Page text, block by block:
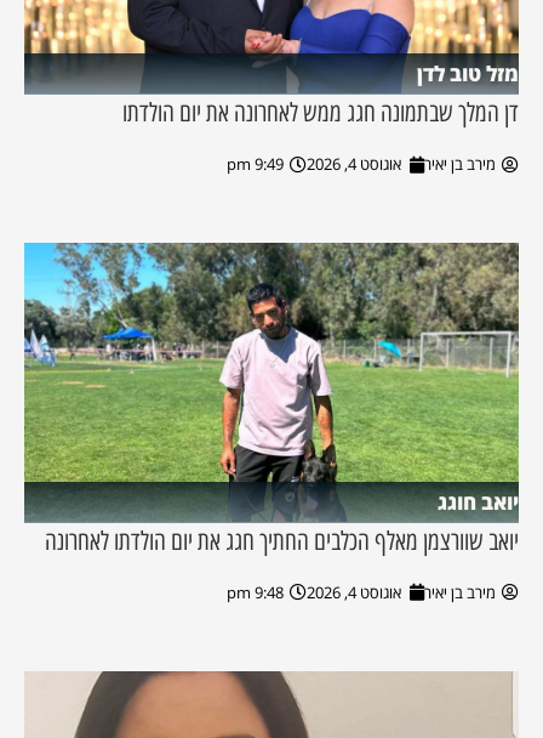
מזל טוב לדן
דן המלך שבתמונה חגג ממש לאחרונה את יום הולדתו
מירב בן יאיר אוגוסט 4, 2026 9:49 pm
יואב חוגג
יואב שוורצמן מאלף הכלבים החתיך חגג את יום הולדתו לאחרונה
מירב בן יאיר אוגוסט 4, 2026 9:48 pm